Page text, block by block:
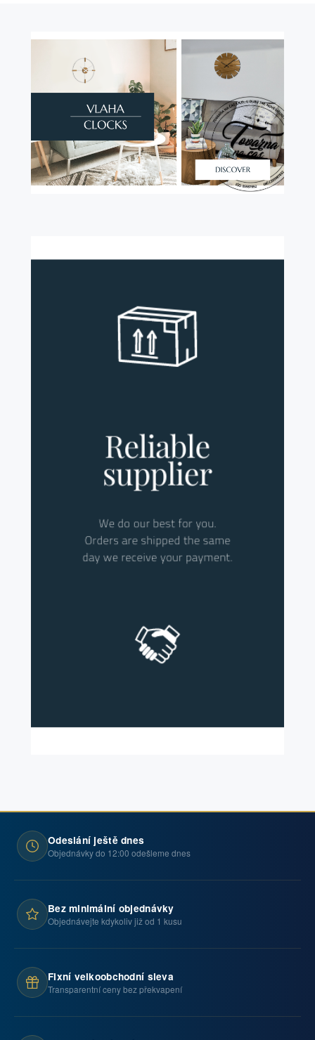
Odeslání ještě dnes
Objednávky do 12:00 odešleme dnes
Bez minimální objednávky
Objednávejte kdykoliv již od 1 kusu
Fixní velkoobchodní sleva
Transparentní ceny bez překvapení